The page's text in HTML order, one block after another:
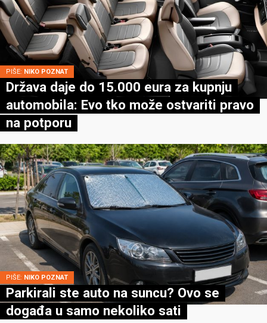
PIŠE: NIKO POZNAT
Država daje do 15.000 eura za kupnju
automobila: Evo tko može ostvariti pravo
na potporu
PIŠE: NIKO POZNAT
Parkirali ste auto na suncu? Ovo se
događa u samo nekoliko sati